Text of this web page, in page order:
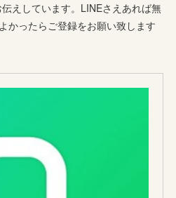
えしています。LINEさえあれば無
かったらご登録をお願い致します